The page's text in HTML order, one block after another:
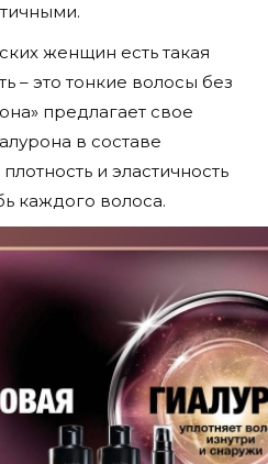
женщин есть такая
– это тонкие волосы без
предлагает свое
в составе
и эластичность
каждого волоса.